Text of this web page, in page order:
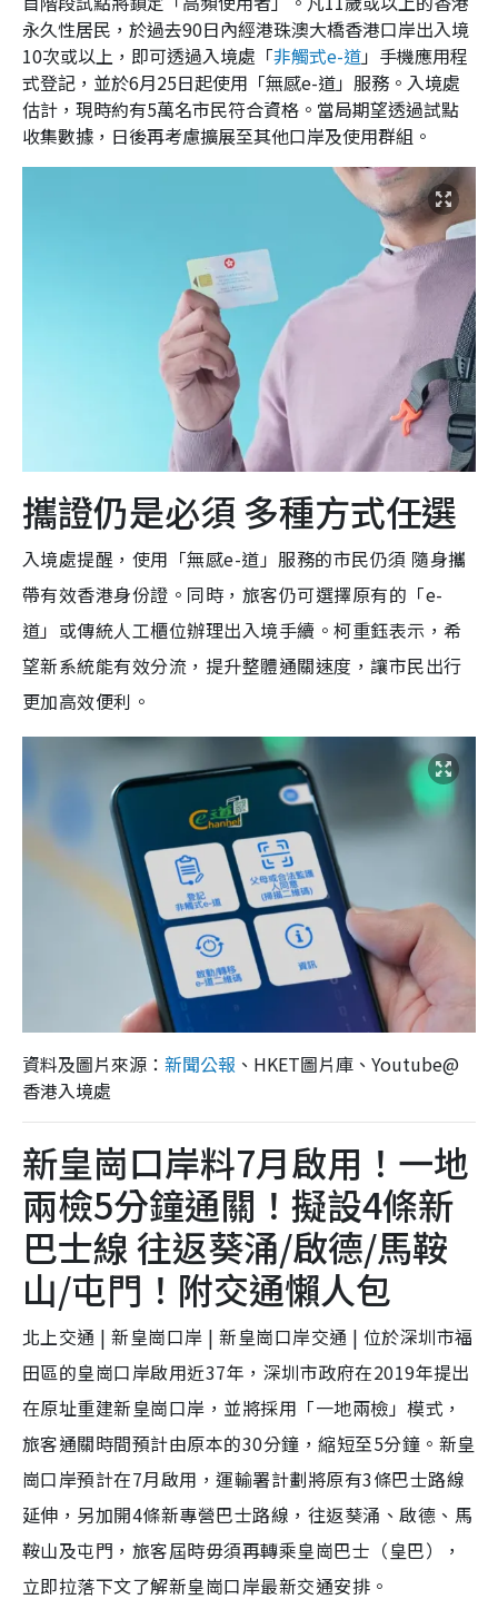
永久性居民，於過去90日內經港珠澳大橋香港口岸出入境
10次或以上，即可透過入境處「非觸式e-道」手機應用程
式登記，並於6月25日起使用「無感e-道」服務。入境處
估計，現時約有5萬名市民符合資格。當局期望透過試點
收集數據，日後再考慮擴展至其他口岸及使用群組。
攜證仍是必須 多種方式任選
入境處提醒，使用「無感e-道」服務的市民仍須 隨身攜
帶有效香港身份證。同時，旅客仍可選擇原有的「e-
道」或傳統人工櫃位辦理出入境手續。柯重鈺表示，希
望新系統能有效分流，提升整體通關速度，讓市民出行
更加高效便利。
資料及圖片來源： 新聞公報 、HKET圖片庫、Youtube@
香港入境處
新皇崗口岸料7月啟用！一地
兩檢5分鐘通關！擬設4條新
巴士線 往返葵涌/啟德/馬鞍
山/屯門！附交通懶人包
北上交通 | 新皇崗口岸 | 新皇崗口岸交通 | 位於深圳市福
田區的皇崗口岸啟用近37年，深圳市政府在2019年提出
在原址重建新皇崗口岸，並將採用「一地兩檢」模式，
旅客通關時間預計由原本的30分鐘，縮短至5分鐘。新皇
崗口岸預計在7月啟用，運輸署計劃將原有3條巴士路線
延伸，另加開4條新專營巴士路線，往返葵涌、啟德、馬
鞍山及屯門，旅客屆時毋須再轉乘皇崗巴士（皇巴），
立即拉落下文了解新皇崗口岸最新交通安排。